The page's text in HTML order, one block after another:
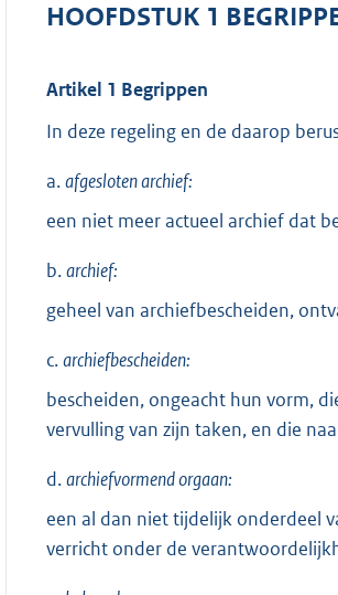
HOOFDSTUK 1
Artikel 1 Begrippen
In deze regeling en de daarop
a.afgesloten archief:
een niet meer actueel archief dat
b.archief:
geheel van archiefbescheiden,
c.archiefbescheiden:
bescheiden, ongeacht hun vorm,
vervulling van zijn taken, en die
d.archiefvormend orgaan:
een al dan niet tijdelijk onderdeel
verricht onder de